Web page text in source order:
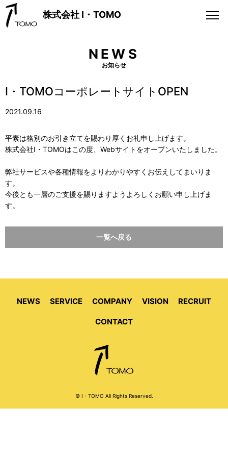
株式会社 I・TOMO
NEWS
お知らせ
I・TOMOコーポレートサイトOPEN
2021.09.16
平素は格別のお引き立てを賜わり厚くお礼申し上げます。
株式会社I・TOMOはこの度、Webサイトをオープンいたしました。
弊社サービスや各種情報をよりわかりやすくお伝えしてまいりま
す。
今後とも一層のご支援を賜りますようよろしくお願い申し上げま
す。
一覧へ戻る
NEWS SERVICE COMPANY VISION RECRUIT
CONTACT
© I・TOMO All Rights Reserved.